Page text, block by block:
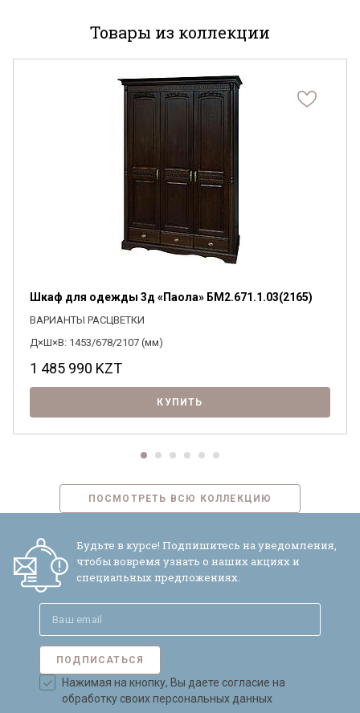
согласен на их обработку.
Товары из коллекции
Шкаф для одежды 3д «Паола» БМ2.671.1.03(2165)
ВАРИАНТЫ РАСЦВЕТКИ
Д×Ш×В: 1453/678/2107 (мм)
1 485 990 KZT
КУПИТЬ
ПОСМОТРЕТЬ ВСЮ КОЛЛЕКЦИЮ
Будьте в курсе! Подпишитесь на уведомления,
чтобы вовремя узнать о наших акциях и
специальных предложениях.
ПОДПИСАТЬСЯ
Нажимая на кнопку, Вы даете согласие на
обработку своих персональных данных